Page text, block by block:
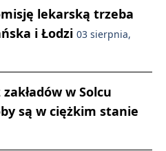
lekarską trzeba
i Łodzi 03 sierpnia,
w Solcu
są w ciężkim stanie